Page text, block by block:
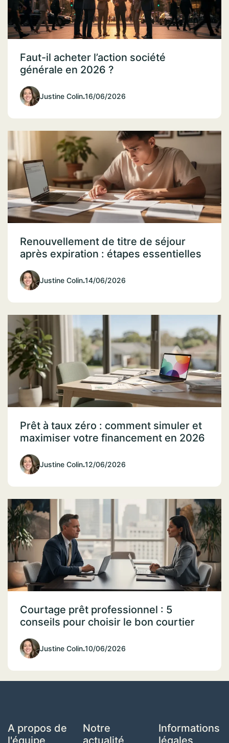
Faut-il acheter l’action société
générale en 2026 ?
Justine Colin.16/06/2026
Renouvellement de titre de séjour
après expiration : étapes essentielles
Justine Colin.14/06/2026
Prêt à taux zéro : comment simuler et
maximiser votre financement en 2026
Justine Colin.12/06/2026
Courtage prêt professionnel : 5
conseils pour choisir le bon courtier
Justine Colin.10/06/2026
A propos de
Notre
Informations